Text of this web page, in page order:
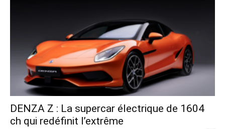
DENZA Z : La supercar électrique de 1604
ch qui redéfinit l’extrême